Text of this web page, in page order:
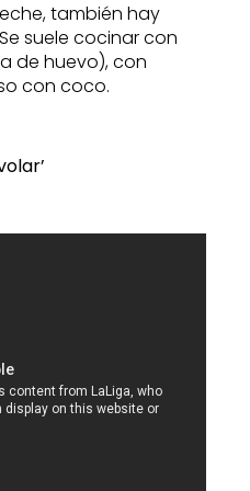
también hay
suele cocinar con
de huevo), con
con coco.